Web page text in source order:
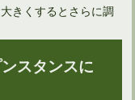
効果的な方法とは
きくするとさらに調
スタンスに